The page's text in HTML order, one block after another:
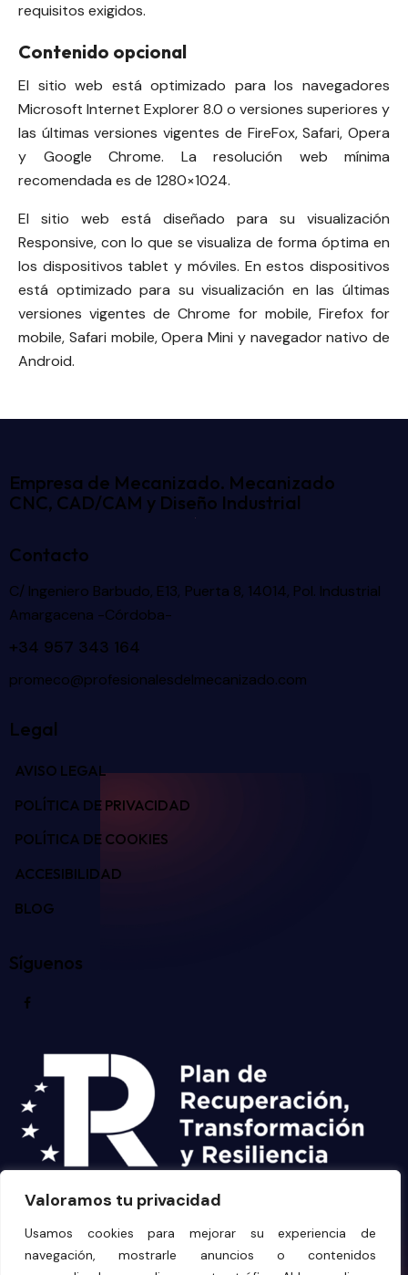
Valoramos tu privacidad
Usamos cookies para mejorar su experiencia de
navegación, mostrarle anuncios o contenidos
requisitos exigidos.
Contenido opcional
El sitio web está optimizado para los navegadores
Microsoft Internet Explorer 8.0 o versiones superiores y
las últimas versiones vigentes de FireFox, Safari, Opera
y Google Chrome. La resolución web mínima
recomendada es de 1280×1024.
El sitio web está diseñado para su visualización
Responsive, con lo que se visualiza de forma óptima en
los dispositivos tablet y móviles. En estos dispositivos
está optimizado para su visualización en las últimas
versiones vigentes de Chrome for mobile, Firefox for
mobile, Safari mobile, Opera Mini y navegador nativo de
Android.
Empresa de Mecanizado. Mecanizado
CNC, CAD/CAM y Diseño Industrial
Contacto
C/ Ingeniero Barbudo, E13, Puerta 8, 14014, Pol. Industrial
Amargacena -Córdoba-
+34 957 343 164
promeco@profesionalesdelmecanizado.com
Legal
AVISO LEGAL
POLÍTICA DE PRIVACIDAD
POLÍTICA DE COOKIES
ACCESIBILIDAD
BLOG
Síguenos